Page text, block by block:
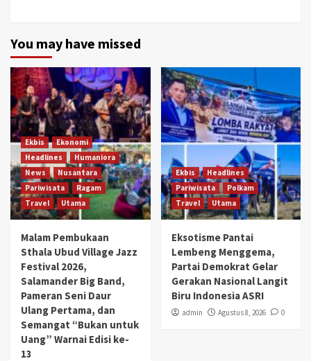
You may have missed
Ekbis
Ekonomi
Headlines
Humaniora
News
Nusantara
Pariwisata
Ragam
Travel
Utama
Malam Pembukaan
Sthala Ubud Village Jazz
Festival 2026,
Salamander Big Band,
Pameran Seni Daur
Ulang Pertama, dan
Semangat “Bukan untuk
Uang” Warnai Edisi ke-
13
Ekbis
Headlines
Pariwisata
Polkam
Travel
Utama
Eksotisme Pantai
Lembeng Menggema,
Partai Demokrat Gelar
Gerakan Nasional Langit
Biru Indonesia ASRI
admin Agustus 8, 2026 0